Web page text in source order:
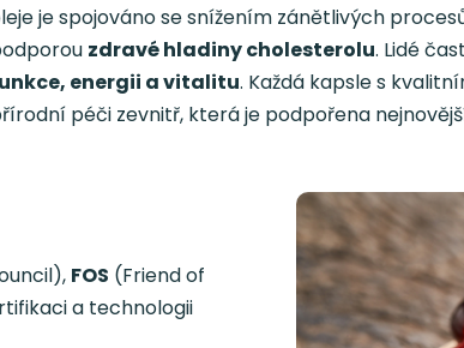
je spojováno se snížením zánětlivých
zdravé hladiny cholesterolu. Lidé
energii a vitalitu. Každá kapsle s
péči zevnitř, která je podpořena
FOS (Friend of
a technologii